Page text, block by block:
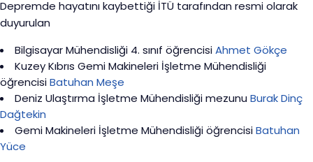
Depremde hayatını kaybettiği İTÜ tarafından resmi olarak
duyurulan
Bilgisayar Mühendisliği 4. sınıf öğrencisiAhmet Gökçe
Kuzey Kıbrıs Gemi Makineleri İşletme Mühendisliği
öğrencisiBatuhan Meşe
Deniz Ulaştırma İşletme Mühendisliği mezunu Burak Dinç
Dağtekin
Gemi Makineleri İşletme Mühendisliği öğrencisiBatuhan
Yüce